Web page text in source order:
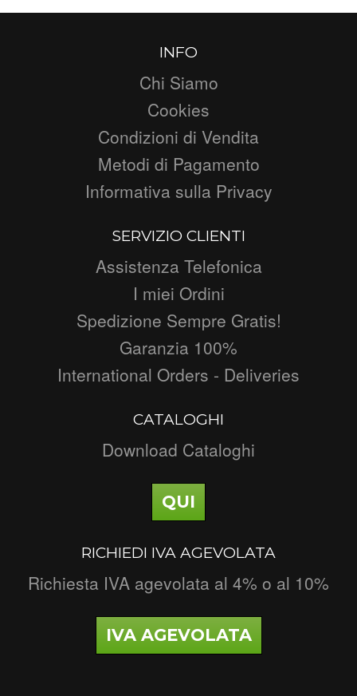
INFO
Chi Siamo
Cookies
Condizioni di Vendita
Metodi di Pagamento
Informativa sulla Privacy
SERVIZIO CLIENTI
Assistenza Telefonica
I miei Ordini
Spedizione Sempre Gratis!
Garanzia 100%
International Orders - Deliveries
CATALOGHI
Download Cataloghi
QUI
RICHIEDI IVA AGEVOLATA
Richiesta IVA agevolata al 4% o al 10%
IVA AGEVOLATA